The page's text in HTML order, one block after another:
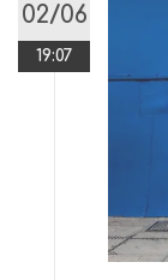
02/06
19:07